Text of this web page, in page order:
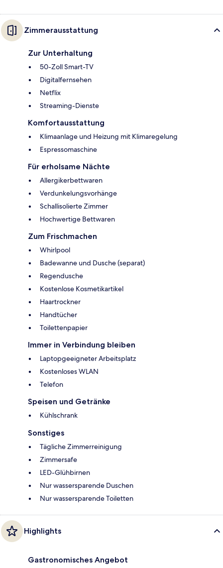
Zimmerausstattung
Zur Unterhaltung
50-Zoll Smart-TV
Digitalfernsehen
Netflix
Streaming-Dienste
Komfortausstattung
Klimaanlage und Heizung mit Klimaregelung
Espressomaschine
Für erholsame Nächte
Allergikerbettwaren
Verdunkelungsvorhänge
Schallisolierte Zimmer
Hochwertige Bettwaren
Zum Frischmachen
Whirlpool
Badewanne und Dusche (separat)
Regendusche
Kostenlose Kosmetikartikel
Haartrockner
Handtücher
Toilettenpapier
Immer in Verbindung bleiben
Laptopgeeigneter Arbeitsplatz
Kostenloses WLAN
Telefon
Speisen und Getränke
Kühlschrank
Sonstiges
Tägliche Zimmerreinigung
Zimmersafe
LED-Glühbirnen
Nur wassersparende Duschen
Nur wassersparende Toiletten
Highlights
Gastronomisches Angebot